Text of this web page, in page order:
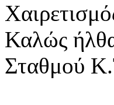
Καλώς
Σταθμού